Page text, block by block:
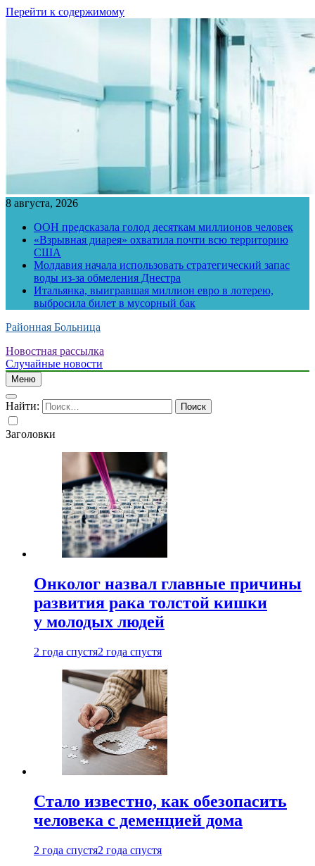
Перейти к содержимому
8 августа, 2026
ООН предсказала голод десяткам миллионов человек
«Взрывная диарея» охватила почти всю территорию
США
Молдавия начала использовать стратегический запас
воды из-за обмеления Днестра
Итальянка, выигравшая миллион евро в лотерею,
выбросила билет в мусорный бак
Районная Больница
Новостная рассылка
Случайные новости
Меню
Найти:
Заголовки
Онколог назвал главные причины
развития рака толстой кишки
у молодых людей
2 года спустя2 года спустя
Стало известно, как обезопасить
человека с деменцией дома
2 года спустя2 года спустя